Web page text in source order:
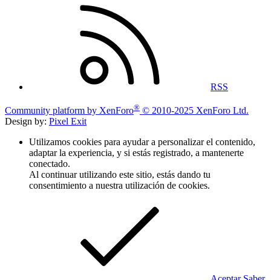
RSS
Community platform by XenForo® © 2010-2025 XenForo Ltd.
Design by: Pixel Exit
Utilizamos cookies para ayudar a personalizar el contenido,
adaptar la experiencia, y si estás registrado, a mantenerte
conectado.
Al continuar utilizando este sitio, estás dando tu
consentimiento a nuestra utilización de cookies.